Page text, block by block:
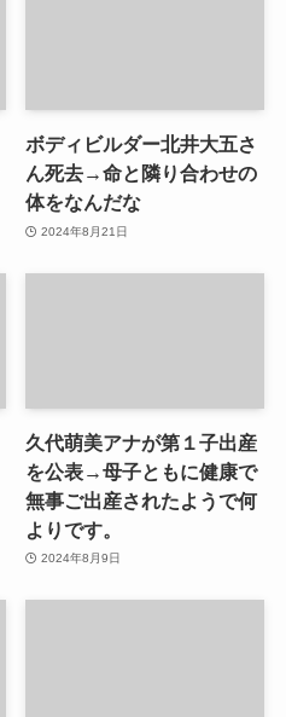
ボディビルダー北井大五さ
ん死去→命と隣り合わせの
体をなんだな
2024年8月21日
久代萌美アナが第１子出産
を公表→母子ともに健康で
無事ご出産されたようで何
よりです。
2024年8月9日